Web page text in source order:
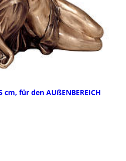
für den AUßENBEREICH